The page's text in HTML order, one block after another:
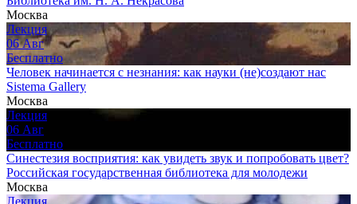
Москва
Лекция
06 Авг
Бесплатно
Человек начинается с незнания: как науки (не)создают нас
Sistema Gallery
Москва
Лекция
06 Авг
Бесплатно
Синестезия восприятия: как увидеть звук и попробовать цвет?
Российская государственная библиотека для молодежи
Москва